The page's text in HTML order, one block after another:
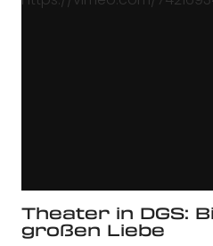
Theater in DGS:
großen Liebe